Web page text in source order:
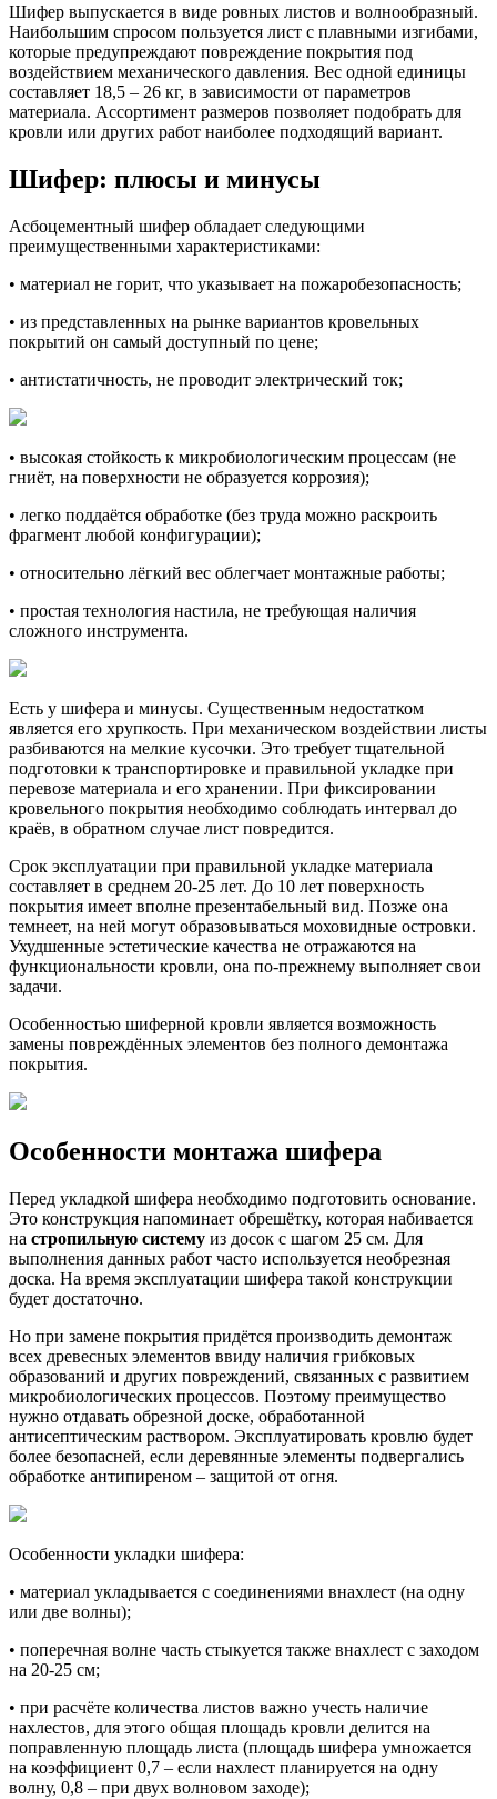
Шифер выпускается в виде ровных листов и волнообразный.
Наибольшим спросом пользуется лист с плавными изгибами,
которые предупреждают повреждение покрытия под
воздействием механического давления. Вес одной единицы
составляет 18,5 – 26 кг, в зависимости от параметров
материала. Ассортимент размеров позволяет подобрать для
кровли или других работ наиболее подходящий вариант.
Шифер: плюсы и минусы
Асбоцементный шифер обладает следующими
преимущественными характеристиками:
• материал не горит, что указывает на пожаробезопасность;
• из представленных на рынке вариантов кровельных
покрытий он самый доступный по цене;
• антистатичность, не проводит электрический ток;
• высокая стойкость к микробиологическим процессам (не
гниёт, на поверхности не образуется коррозия);
• легко поддаётся обработке (без труда можно раскроить
фрагмент любой конфигурации);
• относительно лёгкий вес облегчает монтажные работы;
• простая технология настила, не требующая наличия
сложного инструмента.
Есть у шифера и минусы. Существенным недостатком
является его хрупкость. При механическом воздействии листы
разбиваются на мелкие кусочки. Это требует тщательной
подготовки к транспортировке и правильной укладке при
перевозе материала и его хранении. При фиксировании
кровельного покрытия необходимо соблюдать интервал до
краёв, в обратном случае лист повредится.
Срок эксплуатации при правильной укладке материала
составляет в среднем 20-25 лет. До 10 лет поверхность
покрытия имеет вполне презентабельный вид. Позже она
темнеет, на ней могут образовываться моховидные островки.
Ухудшенные эстетические качества не отражаются на
функциональности кровли, она по-прежнему выполняет свои
задачи.
Особенностью шиферной кровли является возможность
замены повреждённых элементов без полного демонтажа
покрытия.
Особенности монтажа шифера
Перед укладкой шифера необходимо подготовить основание.
Это конструкция напоминает обрешётку, которая набивается
на стропильную систему из досок с шагом 25 см. Для
выполнения данных работ часто используется необрезная
доска. На время эксплуатации шифера такой конструкции
будет достаточно.
Но при замене покрытия придётся производить демонтаж
всех древесных элементов ввиду наличия грибковых
образований и других повреждений, связанных с развитием
микробиологических процессов. Поэтому преимущество
нужно отдавать обрезной доске, обработанной
антисептическим раствором. Эксплуатировать кровлю будет
более безопасней, если деревянные элементы подвергались
обработке антипиреном – защитой от огня.
Особенности укладки шифера:
• материал укладывается с соединениями внахлест (на одну
или две волны);
• поперечная волне часть стыкуется также внахлест с заходом
на 20-25 см;
• при расчёте количества листов важно учесть наличие
нахлестов, для этого общая площадь кровли делится на
поправленную площадь листа (площадь шифера умножается
на коэффициент 0,7 – если нахлест планируется на одну
волну, 0,8 – при двух волновом заходе);